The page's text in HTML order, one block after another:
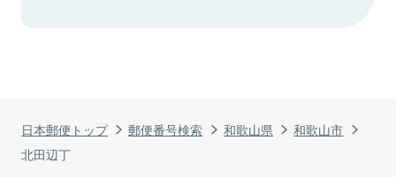
日本郵便トップ 郵便番号検索 和歌山県
和歌山市
北田辺丁